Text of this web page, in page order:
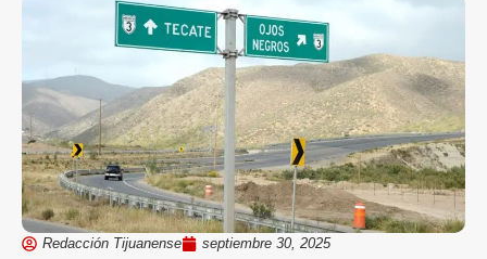
Redacción Tijuanense septiembre 30, 2025